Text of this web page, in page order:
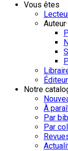
Vous êtes
Notre
À
Par
Par